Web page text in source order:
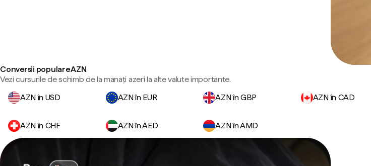
Conversii populare AZN
Vezi cursurile de schimb de la manați azeri la alte valute importante.
AZN în USD
AZN în EUR AZN în GBP AZN în CAD
AZN în CHF AZN în AED AZN în AMD